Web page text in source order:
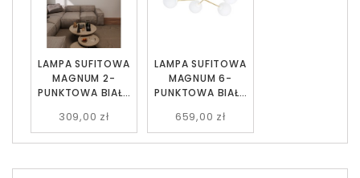
LAMPA SUFITOWA
MAGNUM 2-
PUNKTOWA BIAŁA
309,00 zł
LAMPA SUFITOWA
MAGNUM 6-
PUNKTOWA BIAŁA
659,00 zł